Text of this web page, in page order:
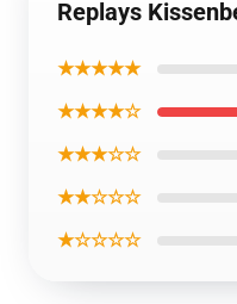
Replays
★★★★★
★★★★☆
★★★☆☆
★★☆☆☆
★☆☆☆☆